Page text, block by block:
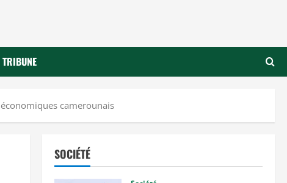
TRIBUNE
camerounais
SOCIÉTÉ